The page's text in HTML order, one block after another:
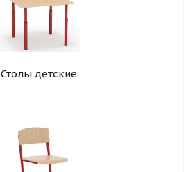
Столы детские